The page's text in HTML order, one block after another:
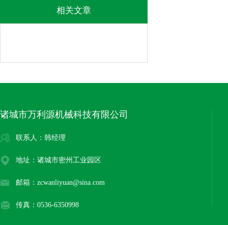
相关文章
诸城市万利源机械科技有限公司
联系人：韩经理
地址：诸城市密州工业园区
邮箱：zcwanliyuan@sina.com
传真：0536-6350998